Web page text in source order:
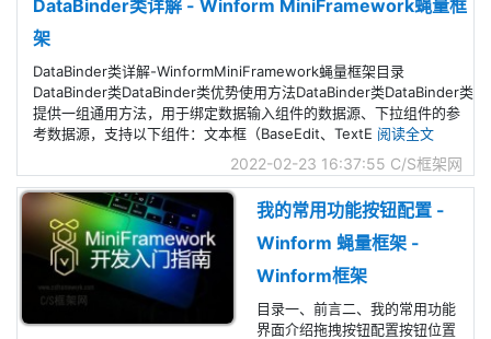
DataBinder类详解 - Winform MiniFramework蝇量框
架
DataBinder类详解-WinformMiniFramework蝇量框架目录
DataBinder类DataBinder类优势使用方法DataBinder类DataBinder类
提供一组通用方法，用于绑定数据输入组件的数据源、下拉组件的参
考数据源，支持以下组件：文本框（BaseEdit、TextE 阅读全文
2022-02-23 16:37:55 C/S框架网
我的常用功能按钮配置 -
Winform 蝇量框架 -
Winform框架
目录一、前言二、我的常用功能
界面介绍拖拽按钮配置按钮位置